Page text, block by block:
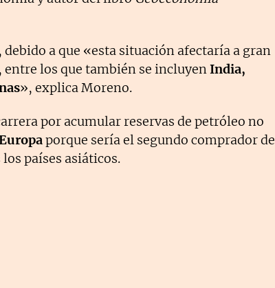
a que «esta situación afectaría a gran
, entre los que también se incluyenIndia,
», explica Moreno.
por acumular reservas de petróleo no
porque sería el segundo comprador de
países asiáticos.